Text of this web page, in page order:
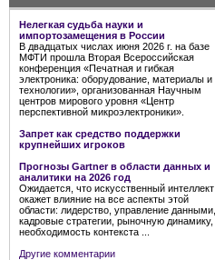
Нелегкая судьба науки и
импортозамещения в России
В двадцатых числах июня 2026 г. на базе
МФТИ прошла Вторая Всероссийская
конференция «Печатная и гибкая
электроника: оборудование, материалы и
технологии», организованная Научным
центров мирового уровня «Центр
перспективной микроэлектроники».
Запрет как средство поддержки
крупнейших игроков
Прогнозы Gartner в области данных и
аналитики на 2026 год
Ожидается, что искусственный интеллект
окажет влияние на все аспекты этой
области: лидерство, управление данными,
кадровые стратегии, рыночную динамику,
необходимость контекста ...
Другие комментарии